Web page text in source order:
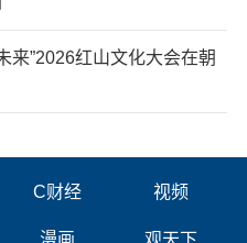
来”2026红山文化大会在朝
C财经 视频
漫画 观天下